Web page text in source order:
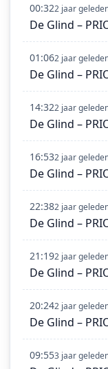
00:322 jaar
De Glind –
01:062 jaar
De Glind –
14:322 jaar
De Glind –
16:532 jaar
De Glind –
22:382 jaar
De Glind –
21:192 jaar
De Glind –
20:242 jaar
De Glind –
09:553 jaar